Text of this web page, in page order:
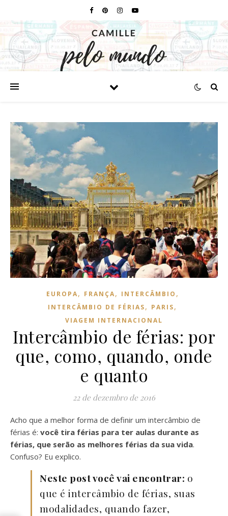
EUROPA, FRANÇA, INTERCÂMBIO ,
INTERCÂMBIO DE FÉRIAS, PARIS,
VIAGEM INTERNACIONAL
Intercâmbio de férias: por
que, como, quando, onde
e quanto
22 de dezembro de 2016
Acho que a melhor forma de definir um intercâmbio de
férias é: você tira férias para ter aulas durante as
férias, que serão as melhores férias da sua vida.
Confuso? Eu explico.
Neste post você vai encontrar: o
que é intercâmbio de férias, suas
modalidades, quando fazer,